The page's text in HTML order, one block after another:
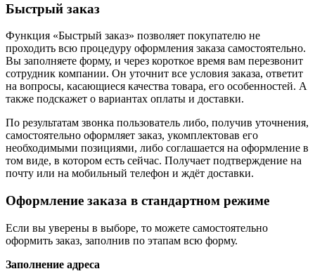
Быстрый заказ
Функция «Быстрый заказ» позволяет покупателю не
проходить всю процедуру оформления заказа самостоятельно.
Вы заполняете форму, и через короткое время вам перезвонит
сотрудник компании. Он уточнит все условия заказа, ответит
на вопросы, касающиеся качества товара, его особенностей. А
также подскажет о вариантах оплаты и доставки.
По результатам звонка пользователь либо, получив уточнения,
самостоятельно оформляет заказ, укомплектовав его
необходимыми позициями, либо соглашается на оформление в
том виде, в котором есть сейчас. Получает подтверждение на
почту или на мобильный телефон и ждёт доставки.
Оформление заказа в стандартном режиме
Если вы уверены в выборе, то можете самостоятельно
оформить заказ, заполнив по этапам всю форму.
Заполнение адреса